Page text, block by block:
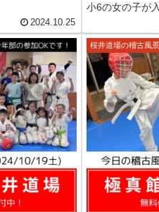
2024.10.25
小6の女の子が
桜井道場の稽古風景